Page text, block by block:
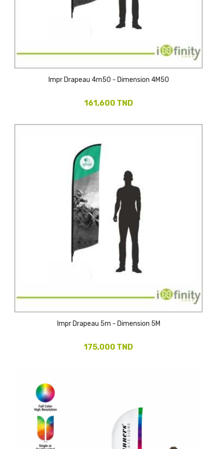
Impr Drapeau 4m50 - Dimension 4M50
161,600 TND
Impr Drapeau 5m - Dimension 5M
175,000 TND
(1)